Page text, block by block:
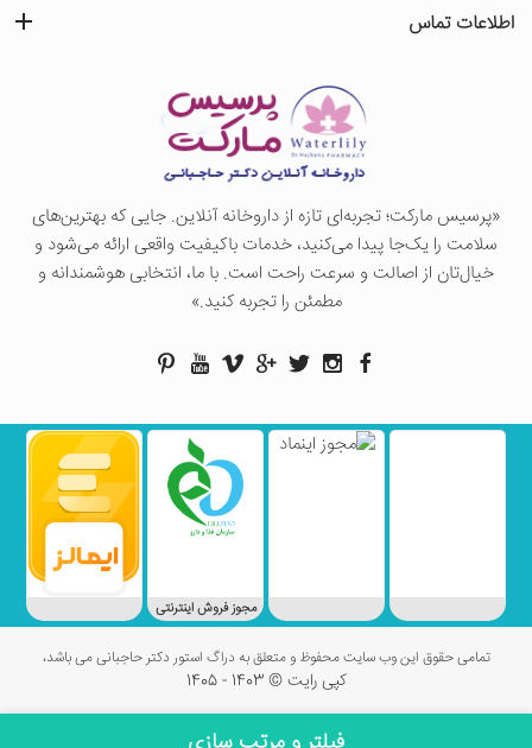
«پرسيس ماركت؛ تجربه‌ای تازه از داروخانه آنلاین. جایی که بهترین‌های
سلامت را یک‌جا پیدا می‌کنید، خدمات باکیفیت واقعی ارائه می‌شود و
خیال‌تان از اصالت و سرعت راحت است. با ما، انتخابی هوشمندانه و
مطمئن را تجربه کنید.»
اطلاعات تماس
مجوز فروش اینترنتی
تمامی حقوق این وب سایت محفوظ و متعلق به دراگ استور دکتر حاجبانی می باشد،
کپی رایت © 1403 - 1405